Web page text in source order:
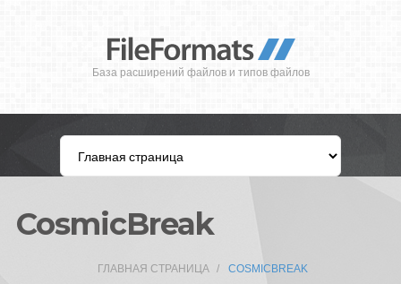
База расширений файлов и типов файлов
CosmicBreak
ГЛАВНАЯ СТРАНИЦА COSMICBREAK